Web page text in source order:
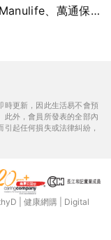
、萬通保
時更新，因此生活易不會預
此外，會員所發表的全部內
起任何損失或法律糾紛，
健康網購
Digital